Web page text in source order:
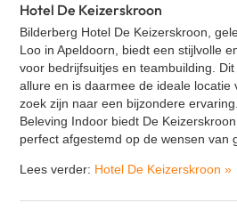
Hotel De Keizerskroon
Bilderberg Hotel De Keizerskroon,
Loo in Apeldoorn, biedt een stijlvolle
voor bedrijfsuitjes en teambuilding.
allure en is daarmee de ideale locatie
zoek zijn naar een bijzondere
Beleving Indoor biedt De
perfect afgestemd op de wensen van
Lees verder: Hotel De Keizerskroon »